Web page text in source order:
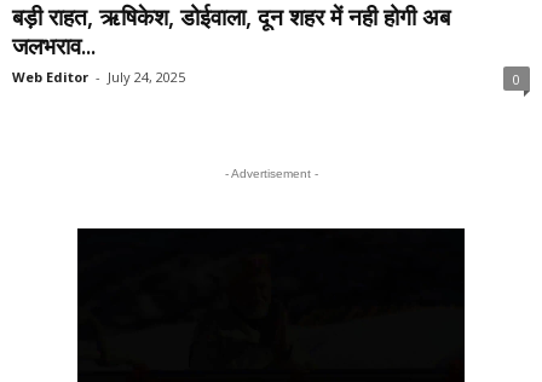
बड़ी राहत, ऋषिकेश, डोईवाला, दून शहर में नही होगी अब
जलभराव...
Web Editor - July 24, 2025 0
- Advertisement -